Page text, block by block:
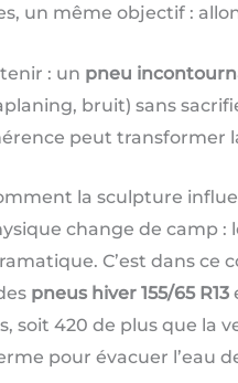
un même objectif :
: un pneu
bruit) sans
peut transformer
la sculpture
change de camp
C’est dans
pneus hiver 155/65 R13
soit 420 de plus que la
pour évacuer l’eau